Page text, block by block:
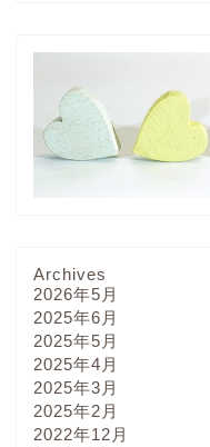
Archives
2026年5月
2025年6月
2025年5月
2025年4月
2025年3月
2025年2月
2022年12月